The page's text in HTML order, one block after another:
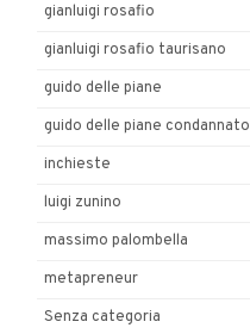
gianluigi rosafio
gianluigi rosafio taurisano
guido delle piane
guido delle piane condannato
inchieste
luigi zunino
massimo palombella
metapreneur
Senza categoria